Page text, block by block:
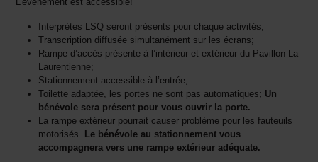
Interprètes LSQ seront présents pour chaque activités;
Transcription diffusée simultanément sur les écrans;
Rampe d’accès présente à l’intérieur et extérieur du Pavillon La
Laurentienne;
Stationnement accessible à l’entrée;
Toilette adaptée, les portes ne sont pas automatiques; Un
bénévole sera présent pour vous ouvrir la porte.
La rampe extérieur pourrait causer problème pour les fauteuils
motorisés.
Le bénévole au stationnement vous
accompagnera vers une rampe extérieur adéquate.